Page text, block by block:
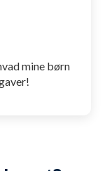
mine børn